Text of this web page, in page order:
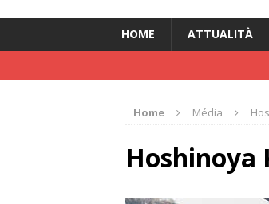
HOME ATTUALITÀ
Home Média
Hoshinoya